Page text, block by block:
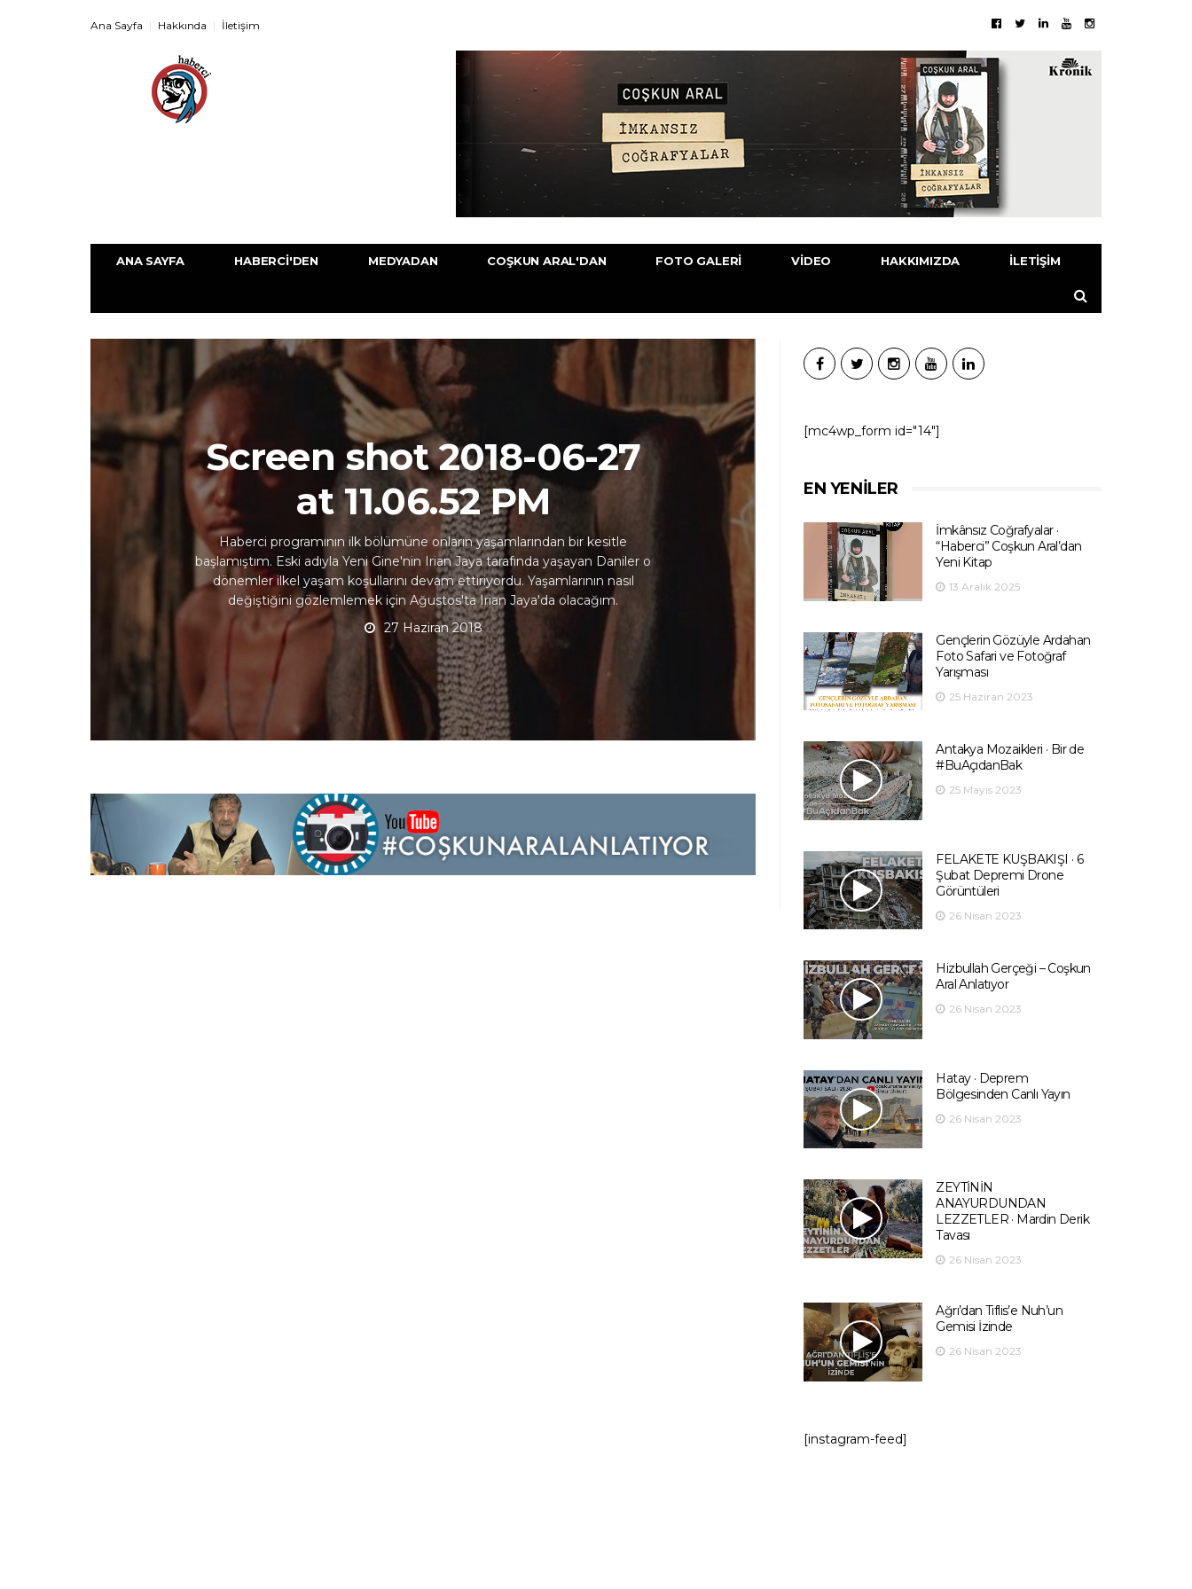
Ana Sayfa Hakkında İletişim
ANA SAYFA HABERCI'DEN MEDYADAN COŞKUN ARAL'DAN FOTO GALERI VIDEO HAKKIMIZDA İLETIŞIM
Screen shot 2018-06-27
at 11.06.52 PM
Haberci programının ilk bölümüne onların yaşamlarından bir kesitle
başlamıştım. Eski adıyla Yeni Gine'nin Irian Jaya tarafında yaşayan Daniler o
dönemler ilkel yaşam koşullarını devam ettiriyordu. Yaşamlarının nasıl
değiştiğini gözlemlemek için Ağustos'ta Irian Jaya'da olacağım.
27 Haziran 2018
[mc4wp_form id="14"]
EN YENILER
İmkânsız Coğrafyalar ·
“Haberci” Coşkun Aral’dan
Yeni Kitap
13 Aralık 2025
Gençlerin Gözüyle Ardahan
Foto Safari ve Fotoğraf
Yarışması
25 Haziran 2023
Antakya Mozaikleri · Bir de
#BuAçıdanBak
25 Mayıs 2023
FELAKETE KUŞBAKIŞI · 6
Şubat Depremi Drone
Görüntüleri
26 Nisan 2023
Hizbullah Gerçeği – Coşkun
Aral Anlatıyor
26 Nisan 2023
Hatay · Deprem
Bölgesinden Canlı Yayın
26 Nisan 2023
ZEYTİNİN
ANAYURDUNDAN
LEZZETLER · Mardin Derik
Tavası
26 Nisan 2023
Ağrı’dan Tiflis’e Nuh’un
Gemisi İzinde
26 Nisan 2023
[instagram-feed]